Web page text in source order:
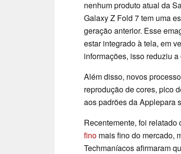
nenhum produto atual da
Galaxy Z Fold 7 tem uma
geração anterior. Esse
estar integrado à tela, em
informações, isso reduziu
Além disso, novos
reprodução de cores, pico
aos padrões da Applepara
Recentemente, foi
fino mais fino do mercado,
Techmaníacos afirmaram